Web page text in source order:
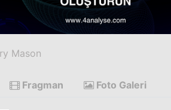
Mason
Fragman Foto Galeri